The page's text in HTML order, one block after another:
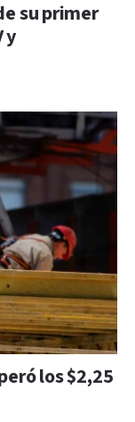
su primer
y
los $2,25